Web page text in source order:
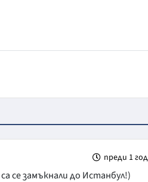
преди 1
се замъкнали до Истанбул!)